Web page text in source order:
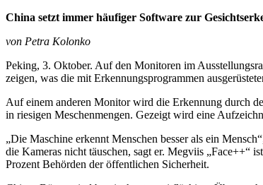
China setzt immer häufiger Software zur
von Petra Kolonko
Peking, 3. Oktober. Auf den Monitoren im
zeigen, was die mit Erkennungsprogrammen
Auf einem anderen Monitor wird die Erkennung durch
in riesigen Meschenmengen. Gezeigt wird eine
„Die Maschine erkennt Menschen besser als ein
die Kameras nicht täuschen, sagt er. Megviis „Face++“
Prozent Behörden der öffentlichen Sicherheit.